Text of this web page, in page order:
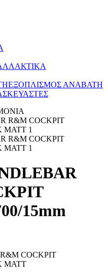
ΕΞΟΠΛΙΣΜΟΣ ΑΝΑΒΑΤΗ
15mm
COCKPIT
MATT